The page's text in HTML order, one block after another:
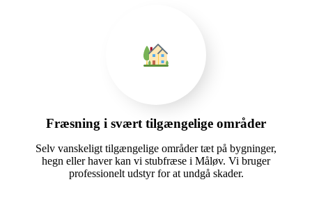
Fræsning i svært tilgængelige områder
Selv vanskeligt tilgængelige områder tæt på bygninger,
hegn eller haver kan vi stubfræse i Måløv. Vi bruger
professionelt udstyr for at undgå skader.